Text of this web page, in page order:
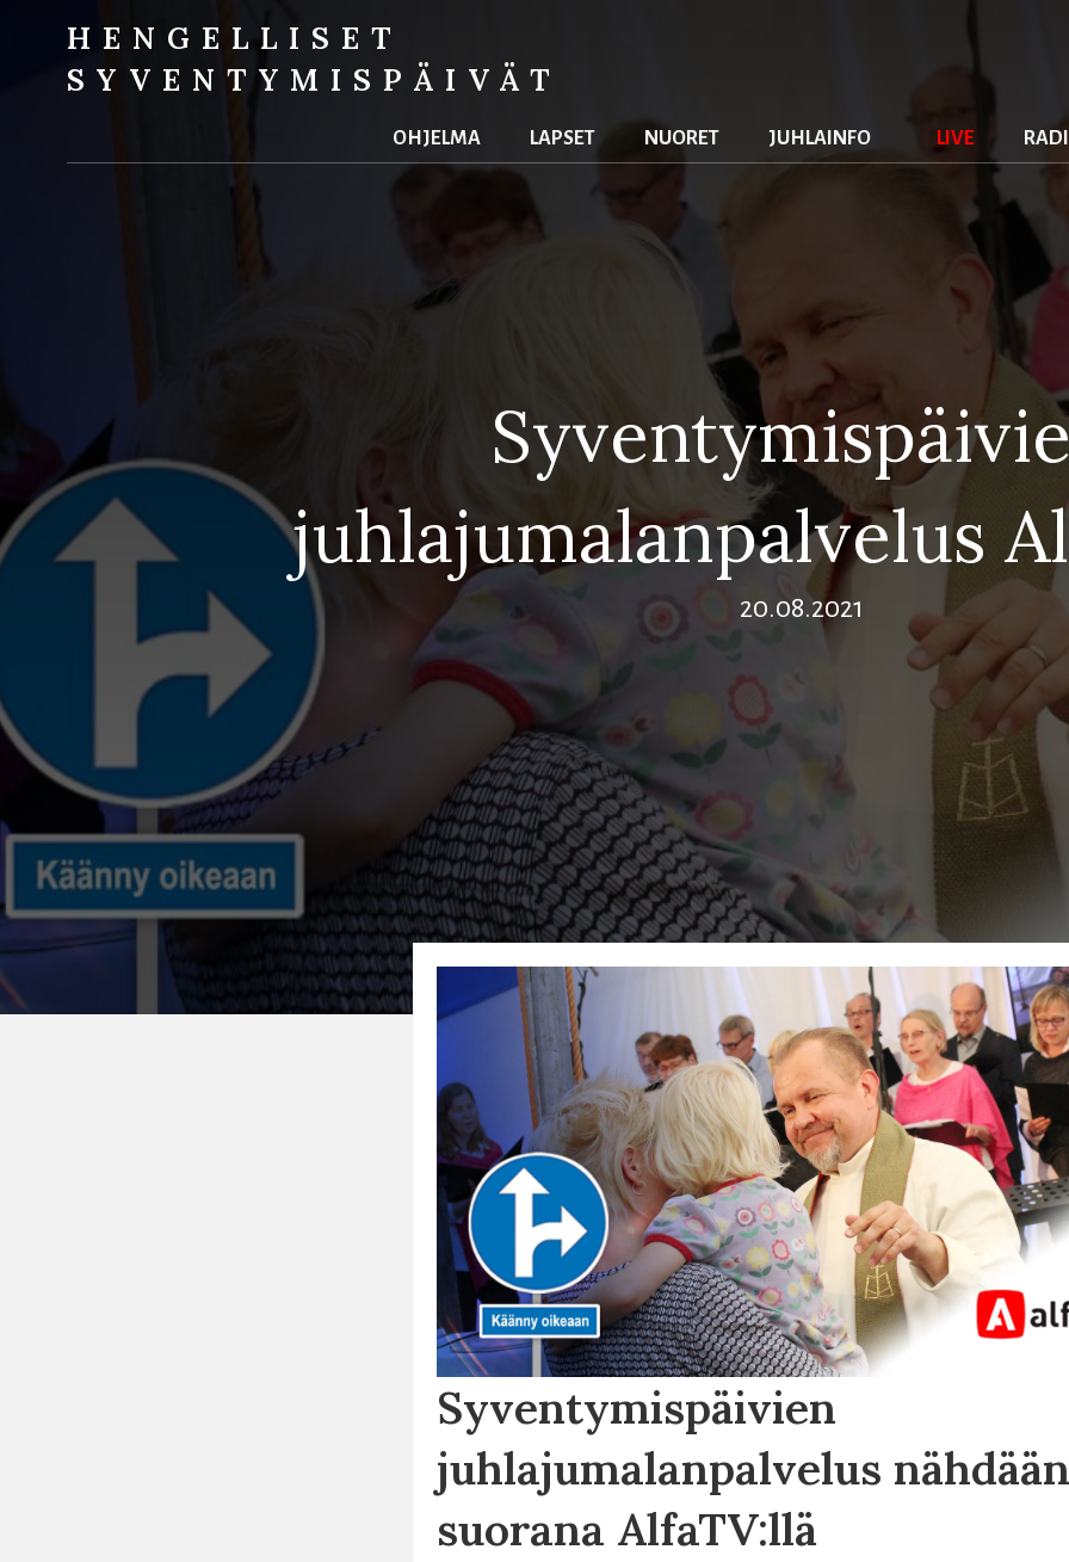
HENGELLISET
SYVENTYMIS­PÄIVÄT
ohjelma lapset nuoret juhlainfo live
juhlajumalanpalvelus
20.08.2021
Syventymispäivien
juhlajumalanpalvelus nähdään
suorana AlfaTV:llä